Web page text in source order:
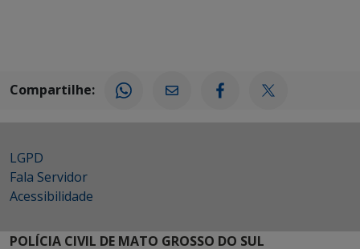
Compartilhe:
LGPD
Fala Servidor
Acessibilidade
POLÍCIA CIVIL DE MATO GROSSO DO SUL